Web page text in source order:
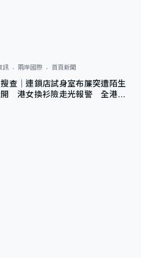
訊 兩岸國際 首頁新聞
查｜連鎖店試身室布簾突遭陌生
開 港女換衫險走光報警 全港分